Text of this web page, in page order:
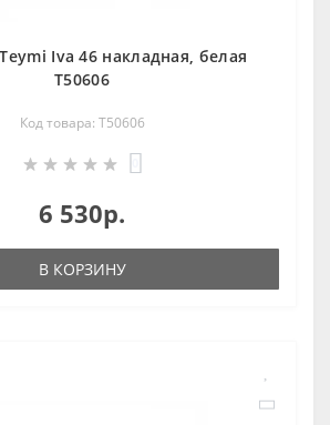
Iva 46 накладная, белая
T50606
Код товара: T50606
6 530р.
В КОРЗИНУ